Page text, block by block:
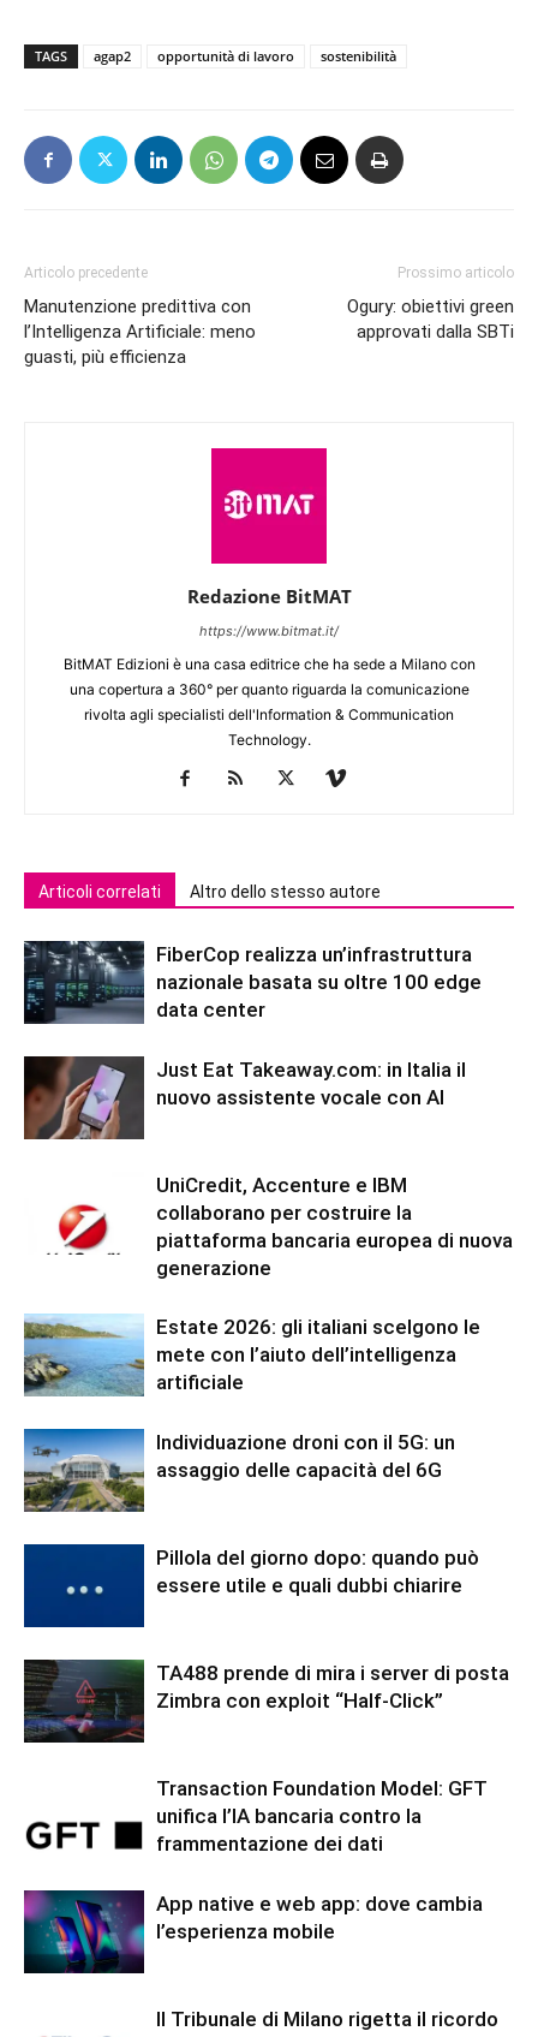
TAGS agap2 opportunità di lavoro sostenibilità
Articolo precedente
Manutenzione predittiva con
l’Intelligenza Artificiale: meno
guasti, più efficienza
Prossimo articolo
Ogury: obiettivi green
approvati dalla SBTi
Redazione BitMAT
https://www.bitmat.it/
BitMAT Edizioni è una casa editrice che ha sede a Milano con
una copertura a 360° per quanto riguarda la comunicazione
rivolta agli specialisti dell'lnformation & Communication
Technology.
Articoli correlati Altro dello stesso autore
FiberCop realizza un’infrastruttura
nazionale basata su oltre 100 edge
data center
Just Eat Takeaway.com: in Italia il
nuovo assistente vocale con AI
UniCredit, Accenture e IBM
collaborano per costruire la
piattaforma bancaria europea di nuova
generazione
Estate 2026: gli italiani scelgono le
mete con l’aiuto dell’intelligenza
artificiale
Individuazione droni con il 5G: un
assaggio delle capacità del 6G
Pillola del giorno dopo: quando può
essere utile e quali dubbi chiarire
TA488 prende di mira i server di posta
Zimbra con exploit “Half-Click”
Transaction Foundation Model: GFT
unifica l’IA bancaria contro la
frammentazione dei dati
App native e web app: dove cambia
l’esperienza mobile
Il Tribunale di Milano rigetta il ricordo